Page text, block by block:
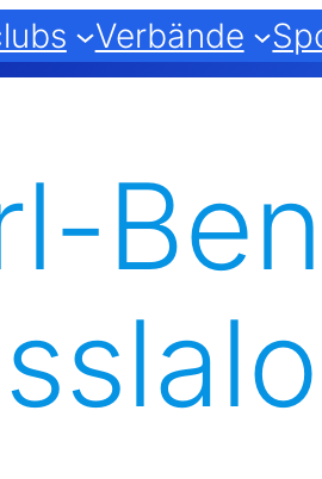
Verbände